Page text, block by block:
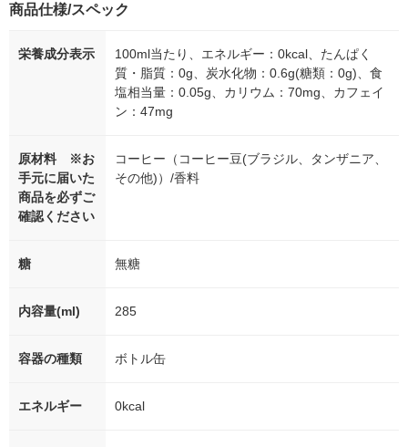
商品仕様/スペック
栄養成分表示
100ml当たり、エネルギー：0kcal、たんぱく
質・脂質：0g、炭水化物：0.6g(糖類：0g)、食
塩相当量：0.05g、カリウム：70mg、カフェイ
ン：47mg
原材料 ※お
手元に届いた
商品を必ずご
確認ください
コーヒー（コーヒー豆(ブラジル、タンザニア、
その他)）/香料
糖 無糖
内容量(ml) 285
容器の種類 ボトル缶
エネルギー 0kcal